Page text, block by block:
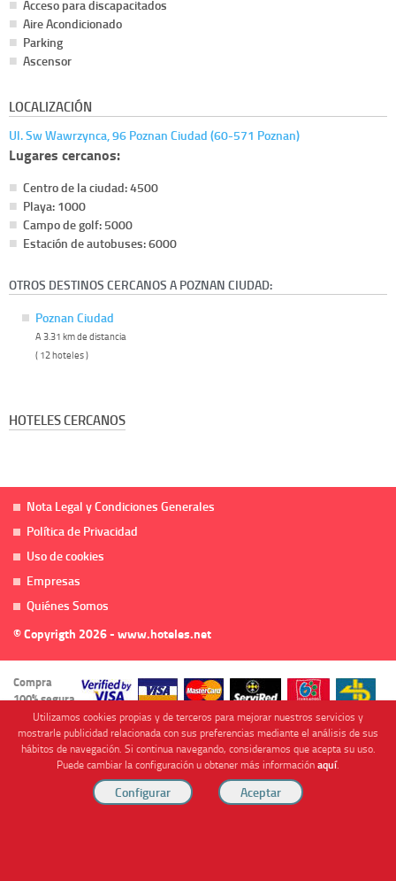
Acceso para discapacitados
Aire Acondicionado
Parking
Ascensor
LOCALIZACIÓN
Ul. Sw Wawrzynca, 96 Poznan Ciudad (60-571 Poznan)
Lugares cercanos:
Centro de la ciudad: 4500
Playa: 1000
Campo de golf: 5000
Estación de autobuses: 6000
OTROS DESTINOS CERCANOS A POZNAN CIUDAD:
Poznan Ciudad
A 3.31 km de distancia
( 12 hoteles )
HOTELES CERCANOS
Nota Legal y Condiciones Generales
Política de Privacidad
Uso de cookies
Empresas
Quiénes Somos
© Copyrigth 2026 - www.hoteles.net
Compra
100% segura
Cofinanciado por
Utilizamos cookies propias y de terceros para mejorar nuestros servicios y
mostrarle publicidad relacionada con sus preferencias mediante el análisis de sus
hábitos de navegación. Si continua navegando, consideramos que acepta su uso.
Puede cambiar la configuración u obtener más informaciónaquí.